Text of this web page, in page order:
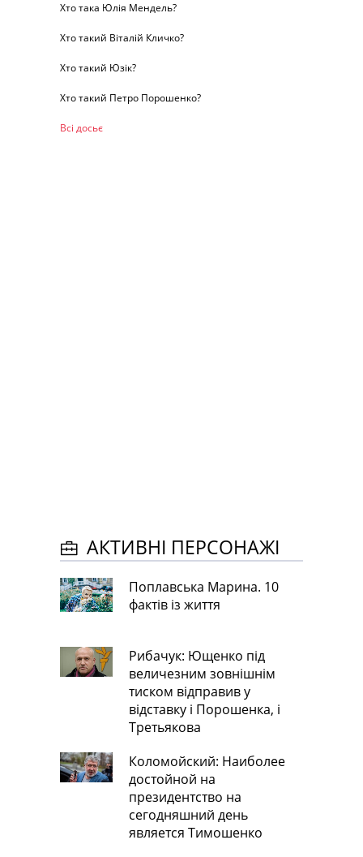
Хто така Юлія Мендель?
Хто такий Віталій Кличко?
Хто такий Юзік?
Хто такий Петро Порошенко?
Всі досьє
АКТИВНІ ПЕРСОНАЖІ
Поплавська Марина. 10
фактів із життя
Рибачук: Ющенко під
величезним зовнішнім
тиском відправив у
відставку і Порошенка, і
Третьякова
Коломойский: Наиболее
достойной на
президентство на
сегодняшний день
является Тимошенко